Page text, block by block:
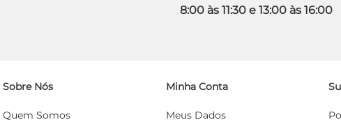
8:00 às 11:30 e 13:00 às 16:00
Sobre Nós
Quem Somos
Minha Conta
Meus Dados